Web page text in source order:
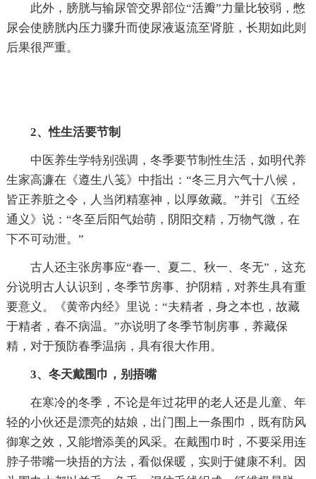
此外，膀胱与输尿管交界部位“活瓣”力量比较弱，憋
尿会使膀胱内压力骤升而使尿液返流至肾脏，长期如此则
后果很严重。
2、性生活要节制
中医养生学特别强调，冬季要节制性生活，如明代养
生家高濂在《遵生八笺》中指出：“冬三月六气十八候，
皆正养脏之令，人当闭精塞神，以厚敛藏。”并引《五经
通义》说：“冬至后阳气始萌，阴阳交精，万物气微，在
下不可动泄。”
古人还主张房事应“春一、夏二、秋一、冬无”，这充
分说明古人认识到，冬季节房事、护阴精，对养生具有重
要意义。《黄帝内经》里说：“夫精者，身之本也，故藏
于精者，春不病温。”亦说明了冬季节制房事，养藏保
精，对于预防春季温病，具有很大作用。
3、冬天戴围巾，别捂嘴
在寒冷的冬季，不论是年过花甲的老人还是儿童、年
轻的小伙还是漂亮的姑娘，出门围上一条围巾，既有防风
御寒之效，又能增添美的风采。在戴围巾时，不要采用连
脖子带嘴一块捂的方法，看似保暖，实则于健康不利。因